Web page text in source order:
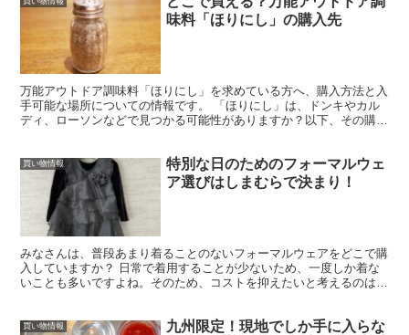
味料「ほりにし」の購入先
万能アウトドア調味料「ほりにし」を求めている方へ、購入方法と入
手可能な場所についての情報です。 「ほりにし」は、ドンキやカル
ディ、ローソンなどで見つかる可能性がありますか？以下、その購入
買い物情報
特別な日のためのフォーマルウェ
ア選びはしまむらで決まり！
みなさんは、普段あまり着ることのないフォーマルウェアをどこで購
入していますか？ 日常で着用することが少ないため、一度しか着な
いことも多いですよね。そのため、コストを抑えたいと考えるのは自
買い物情報
九州限定！現地でしか手に入らな